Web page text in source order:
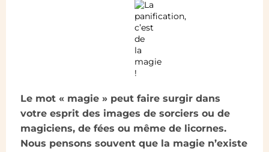
Le mot « magie » peut faire surgir dans
votre esprit des images de sorciers ou de
magiciens, de fées ou même de licornes.
Nous pensons souvent que la magie n’existe